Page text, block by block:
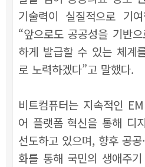
기술력이 실질적으로 기
“앞으로도 공공성을 기반
하게 발급할 수 있는 체계
로 노력하겠다”고 말했다.
비트컴퓨터는 지속적인
어 플랫폼 혁신을 통해 디
선도하고 있으며, 향후 공
화를 통해 국민의 생애주